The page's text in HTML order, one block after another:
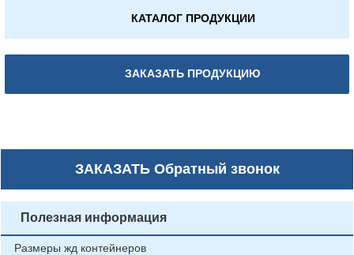
КАТАЛОГ ПРОДУКЦИИ
ЗАКАЗАТЬ ПРОДУКЦИЮ
ЗАКАЗАТЬОбратный звонок
Полезная информация
Размеры жд контейнеров